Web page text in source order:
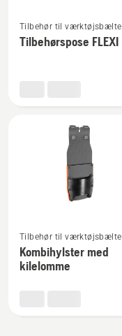
flere
detaljer
Tilbehør til værktøjsbælte
Tilbehørspose FLEXI
flere
detaljer
om
Tilbehør til værktøjsbælte
Kombihylster med
kilelomme